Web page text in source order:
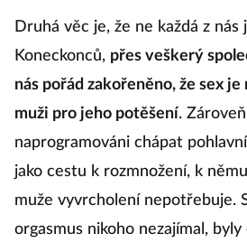
Druhá věc je, že ne každá z
Koneckonců, přes veškerý
nás pořád zakořeněno, že sex je
muži pro jeho potěšení.
naprogramováni chápat
jako cestu k rozmnožení, k
muže vyvrcholení nepotřebuje.
orgasmus nikoho nezajímal,